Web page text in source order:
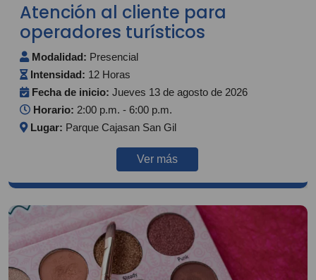
Atención al cliente para
operadores turísticos
Modalidad: Presencial
Intensidad: 12 Horas
Fecha de inicio: Jueves 13 de agosto de 2026
Horario: 2:00 p.m. - 6:00 p.m.
Lugar: Parque Cajasan San Gil
Ver más